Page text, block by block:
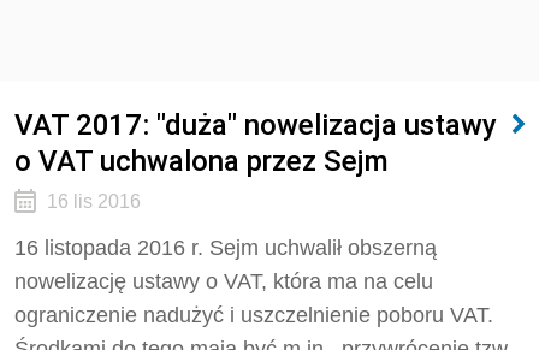
VAT 2017: "duża" nowelizacja ustawy
o VAT uchwalona przez Sejm
16 lis 2016
16 listopada 2016 r. Sejm uchwalił obszerną
nowelizację ustawy o VAT, która ma na celu
ograniczenie nadużyć i uszczelnienie poboru VAT.